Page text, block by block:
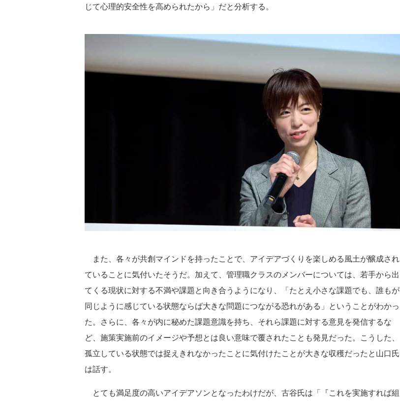
じて心理的安全性を高められたから」だと分析する。
また、各々が共創マインドを持ったことで、アイデアづくりを楽しめる風土が醸成され
ていることに気付いたそうだ。加えて、管理職クラスのメンバーについては、若手から出
てくる現状に対する不満や課題と向き合うようになり、「たとえ小さな課題でも、誰もが
同じように感じている状態ならば大きな問題につながる恐れがある」ということがわかっ
た。さらに、各々が内に秘めた課題意識を持ち、それら課題に対する意見を発信するな
ど、施策実施前のイメージや予想とは良い意味で覆されたことも発見だった。こうした、
孤立している状態では捉えきれなかったことに気付けたことが大きな収穫だったと山口氏
は話す。
とても満足度の高いアイデアソンとなったわけだが、古谷氏は「『これを実施すれば組